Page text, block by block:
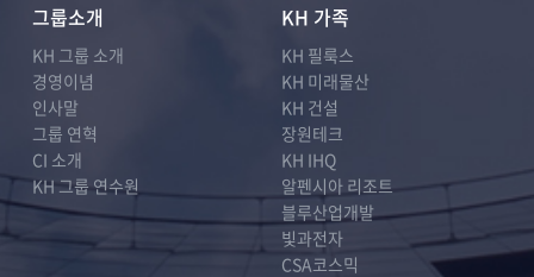
그룹소개
KH 그룹 소개
경영이념
인사말
그룹 연혁
CI 소개
KH 그룹 연수원
KH 가족
KH 필룩스
KH 미래물산
KH 건설
장원테크
KH IHQ
알펜시아 리조트
블루산업개발
빛과전자
CSA코스믹